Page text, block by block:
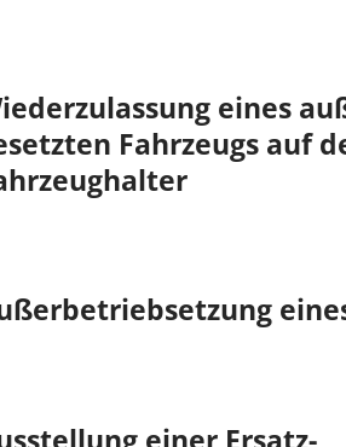
eines
Fahrzeugs auf
einer Ersatz-